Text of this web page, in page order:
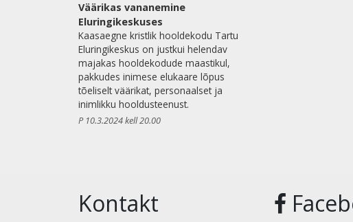
Väärikas vananemine
Eluringikeskuses
Kaasaegne kristlik hooldekodu Tartu
Eluringikeskus on justkui helendav
majakas hooldekodude maastikul,
pakkudes inimese elukaare lõpus
tõeliselt väärikat, personaalset ja
inimlikku hooldusteenust.
P 10.3.2024 kell 20.00
Kontakt